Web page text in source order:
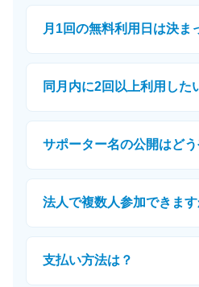
月1回の無料利用日は決ま
同月内に2回以上利用した
サポーター名の公開はどう
法人で複数人参加できます
支払い方法は？